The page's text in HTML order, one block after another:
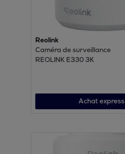
Reolink
Caméra de surveillance
REOLINK E330 3K
Achat express